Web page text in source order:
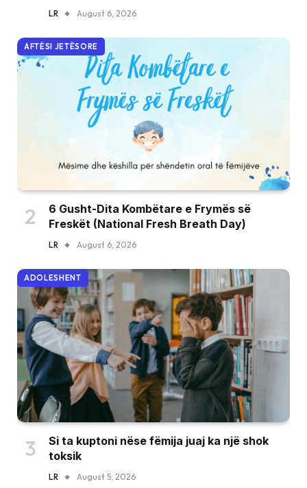
LR August 6, 2026
AFTËSI JETËSORE
6 Gusht-Dita Kombëtare e Frymës së
Freskët (National Fresh Breath Day)
LR August 6, 2026
ADOLESHENT
Si ta kuptoni nëse fëmija juaj ka një shok
toksik
LR August 5, 2026